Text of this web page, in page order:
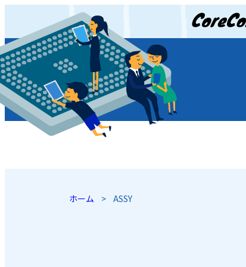
JP/EN
ホーム > ASSY